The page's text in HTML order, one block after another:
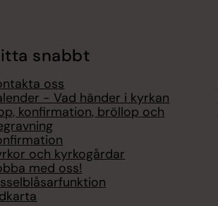
snabbt
oss
- Vad händer i kyrkan
konfirmation, bröllop och
och kyrkogårdar
med oss!